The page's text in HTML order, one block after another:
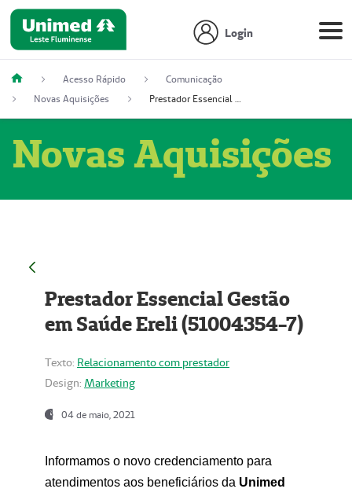
Login
Acesso Rápido
Comunicação
Novas Aquisições
Prestador Essencial Gestão em Saúde Ereli (51004354-7)
Novas Aquisições
Prestador Essencial Gestão
em Saúde Ereli (51004354-7)
Texto: Relacionamento com prestador
Design: Marketing
04 de maio, 2021
Informamos o novo credenciamento para
atendimentos aos beneficiários da Unimed